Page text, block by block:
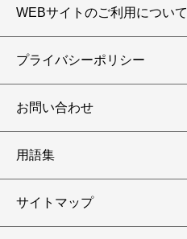
WEBサイトのご利用について
プライバシーポリシー
お問い合わせ
用語集
サイトマップ